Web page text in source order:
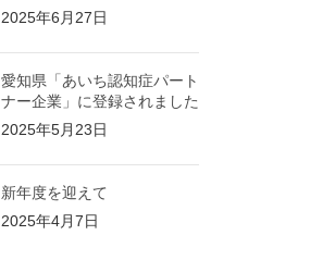
2025年6月27日
愛知県「あいち認知症パート
ナー企業」に登録されました
2025年5月23日
新年度を迎えて
2025年4月7日